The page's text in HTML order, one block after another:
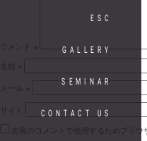
コメント
※
名前
※
メール
※
サイト
次回のコメントで使用するためブラ
ESC
GALLERY
SEMINAR
CONTACT US